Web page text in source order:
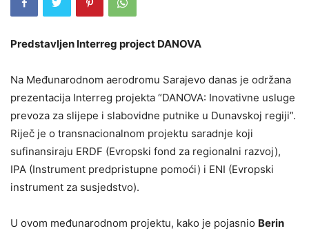
Predstavljen Interreg project DANOVA
Na Međunarodnom aerodromu Sarajevo danas je održana
prezentacija Interreg projekta “DANOVA: Inovativne usluge
prevoza za slijepe i slabovidne putnike u Dunavskoj regiji”.
Riječ je o transnacionalnom projektu saradnje koji
sufinansiraju ERDF (Evropski fond za regionalni razvoj),
IPA (Instrument predpristupne pomoći) i ENI (Evropski
instrument za susjedstvo).
U ovom međunarodnom projektu, kako je pojasnio Berin